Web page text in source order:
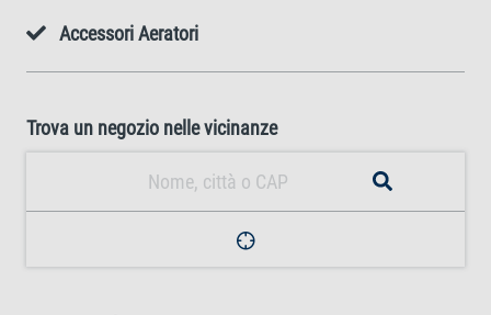
Accessori Aeratori
Trova un negozio nelle vicinanze